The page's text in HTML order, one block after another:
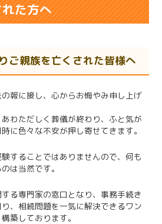
た方へ
ご親族を亡くされた皆様へ
報に接し、心からお悔やみ申し上げ
わただしく葬儀が終わり、ふと気が
に色々な不安が押し寄せてきます。
することではありませんので、何も
は当然です。
る専門家の窓口となり、事務手続き
、相続問題を一気に解決できるワン
築しております。